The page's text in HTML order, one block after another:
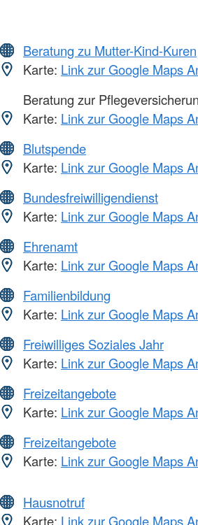
Beratung zu Mutter-Kind-Kuren
Karte: Link zur Google Maps
Beratung zur
Karte: Link zur Google Maps
Blutspende
Karte: Link zur Google Maps
Bundesfreiwilligendienst
Karte: Link zur Google Maps
Ehrenamt
Karte: Link zur Google Maps
Familienbildung
Karte: Link zur Google Maps
Freiwilliges Soziales Jahr
Karte: Link zur Google Maps
Freizeitangebote
Karte: Link zur Google Maps
Freizeitangebote
Karte: Link zur Google Maps
Hausnotruf
Karte: Link zur Google Maps